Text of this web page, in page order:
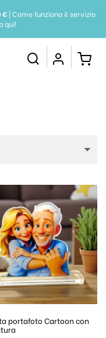
€| Come funziona il servizio
qui!
portafoto Cartoon con